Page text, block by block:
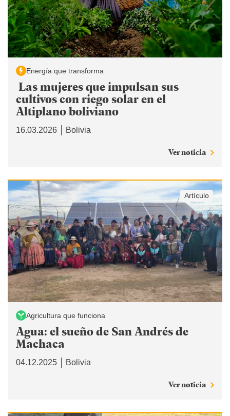
Energía que transforma
Las mujeres que impulsan sus
cultivos con riego solar en el
Altiplano boliviano
16.03.2026 Bolivia
Ver noticia
Artículo
Agricultura que funciona
Agua: el sueño de San Andrés de
Machaca
04.12.2025 Bolivia
Ver noticia